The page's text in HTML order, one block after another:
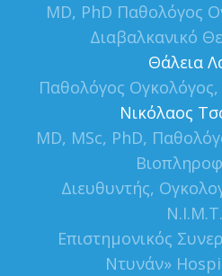
MD, PhD Παθολόγος
Διαβαλκανικό
Θάλεια
Παθολόγος
Νικόλαος
MD, MSc, PhD,
Διευθυντής,
Επιστημονικός
Ντυνάν»